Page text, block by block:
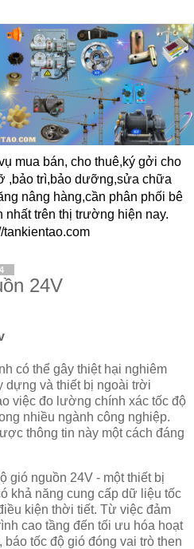
mua bán, cho thuê,ký gởi cho
,bảo trì,bảo dưỡng,sửa chữa
nâng hàng,cần phân phối bê
nhất trên thị trường hiện nay.
tankientao.com
24V
có thể gây thiệt hại nghiêm
dựng và thiết bị ngoài trời
việc đo lường chính xác tốc độ
nhiều ngành công nghiệp.
thông tin này một cách đáng
gió nguồn 24V - một thiết bị
khả năng cung cấp dữ liệu tốc
kiện thời tiết. Từ việc đảm
cao tầng đến tối ưu hóa hoạt
tốc độ gió đóng vai trò then